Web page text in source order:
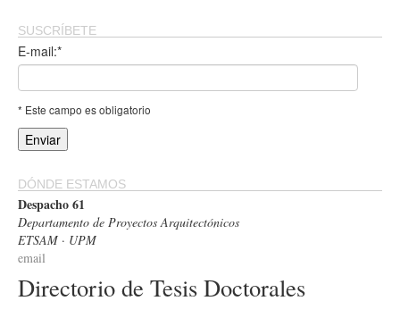
SUSCRÍBETE
E-mail:*
* Este campo es obligatorio
DÓNDE ESTAMOS
Despacho 61
Departamento de Proyectos Arquitectónicos
ETSAM · UPM
email
Directorio de Tesis Doctorales